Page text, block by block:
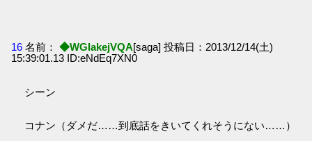
16 名前： ◆WGIakejVQA[saga] 投稿日：2013/12/14(土)
15:39:01.13 ID:eNdEq7XN0
シーン
コナン（ダメだ……到底話をきいてくれそうにない……）